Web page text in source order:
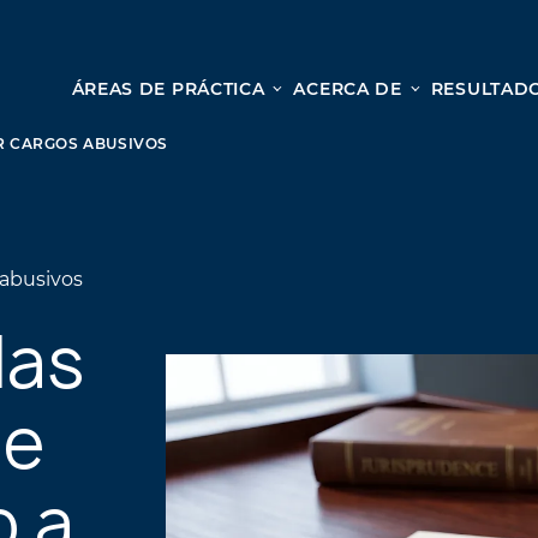
ÁREAS DE PRÁCTICA
Lesión personal
DRAM SHOP LIABILITY
RESBALONES Y CAÍDAS
ACCIDENTES DE UBER
TODOS LOS SERVICIOS DE LESIONES
ACERCA DE
CARGOS ABUSIVOS